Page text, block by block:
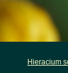
Hieracium